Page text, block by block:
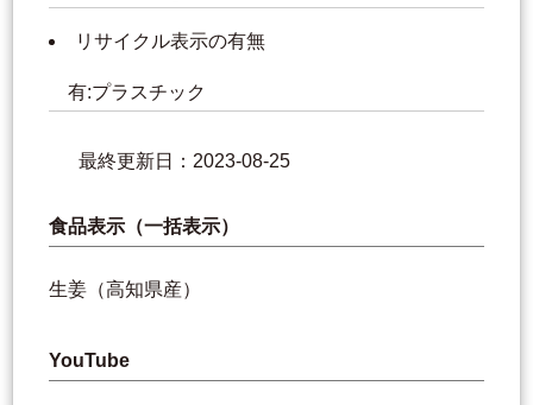
リサイクル表示の有無
有:プラスチック
最終更新日：2023-08-25
食品表示（一括表示）
生姜（高知県産）
YouTube